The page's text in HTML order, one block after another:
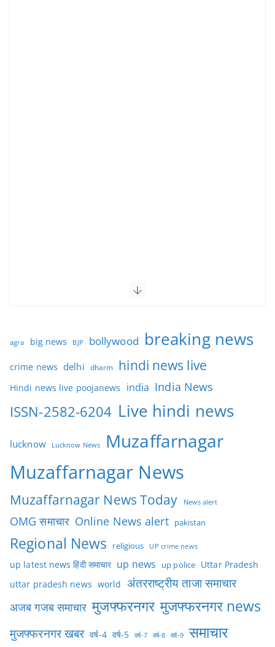
agra big news BJP bollywood breaking news
crime news delhi dharm hindi news live
Hindi news live poojanews india India News
ISSN-2582-6204 Live hindi news
lucknow Lucknow News Muzaffarnagar
Muzaffarnagar News
Muzaffarnagar News Today News alert
OMG समाचार Online News alert pakistan
Regional News religious UP crime news
up latest news हिंदी समाचार up news up police Uttar Pradesh
uttar pradesh news world अंतरराष्ट्रीय ताजा समाचार
अजब गजब समाचार मुजफ्फरनगर मुजफ्फरनगर news
मुजफ्फरनगर खबर वर्ष-4 वर्ष-5 वर्ष-7 वर्ष-8 वर्ष-9 समाचार